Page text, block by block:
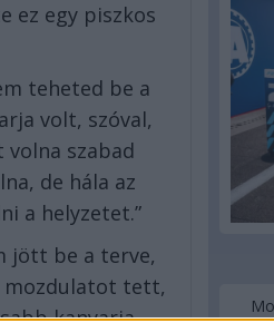
ez egy piszkos
teheted be a
volt, szóval,
szabad
de hála az
a helyzetet.”
jött be a terve,
mozdulatot tett,
kanyarja,